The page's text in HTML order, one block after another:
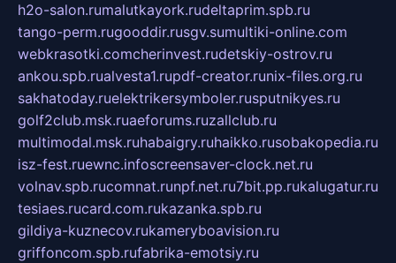
h2o-salon.rumalutkayork.rudeltaprim.spb.ru
tango-perm.rugooddir.rusgv.sumultiki-online.com
webkrasotki.comcherinvest.rudetskiy-ostrov.ru
ankou.spb.rualvesta1.rupdf-creator.runix-files.org.ru
sakhatoday.ruelektrikersymboler.rusputnikyes.ru
golf2club.msk.ruaeforums.ruzallclub.ru
multimodal.msk.ruhabaigry.ruhaikko.rusobakopedia.ru
isz-fest.ruewnc.infoscreensaver-clock.net.ru
volnav.spb.rucomnat.runpf.net.ru7bit.pp.rukalugatur.ru
tesiaes.rucard.com.rukazanka.spb.ru
gildiya-kuznecov.rukameryboavision.ru
griffoncom.spb.rufabrika-emotsiy.ru